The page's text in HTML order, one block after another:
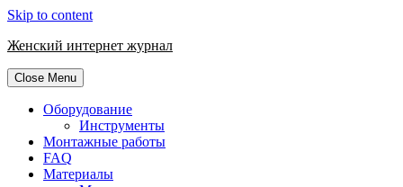
Skip to content
Женский интернет журнал
Close Menu
Оборудование
Инструменты
Монтажные работы
FAQ
Материалы